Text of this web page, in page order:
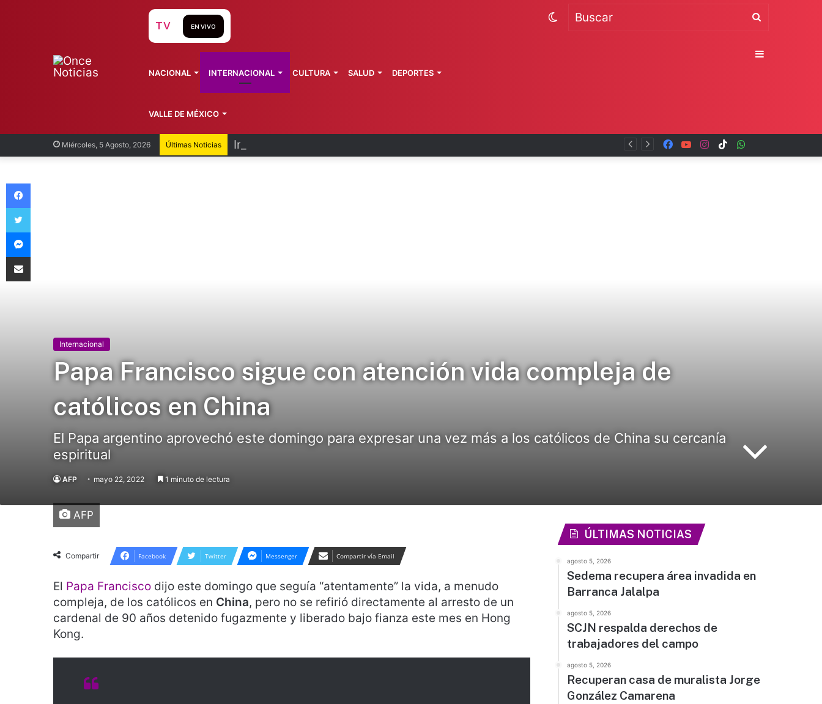
Miércoles, 5 Agosto, 2026 Últimas Noticias Inundaciones en India dejan más de 100 muertes TikTok
Instagram
YouTube
Facebook
TV EN VIVO
NACIONAL INTERNACIONAL CULTURA SALUD DEPORTES
VALLE DE MÉXICO
Buscar
Switch
Sidebar
Internacional
Papa Francisco sigue con atención vida compleja de
católicos en China
El Papa argentino aprovechó este domingo para expresar una vez más a los católicos de China su cercanía
espiritual
AFP mayo 22, 2022 1 minuto de lectura
AFP
Compartir Facebook Twitter Messenger Compartir vía Email
El Papa Francisco dijo este domingo que seguía “atentamente” la vida, a menudo
compleja, de los católicos en China, pero no se refirió directamente al arresto de un
cardenal de 90 años detenido fugazmente y liberado bajo fianza este mes en Hong
Kong.
ÚLTIMAS NOTICIAS
agosto 5, 2026
Sedema recupera área invadida en
Barranca Jalalpa
agosto 5, 2026
SCJN respalda derechos de
trabajadores del campo
agosto 5, 2026
Recuperan casa de muralista Jorge
González Camarena
Facebook
Twitter
Messenger
Compartir vía Email